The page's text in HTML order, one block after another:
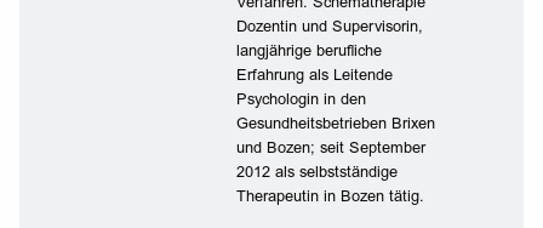
Verfahren. Schematherapie
Dozentin und Supervisorin,
langjährige berufliche
Erfahrung als Leitende
Psychologin in den
Gesundheitsbetrieben Brixen
und Bozen; seit September
2012 als selbstständige
Therapeutin in Bozen tätig.